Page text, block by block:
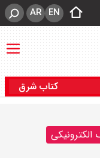
EN
AR
کتاب شرق
الکترونیکی